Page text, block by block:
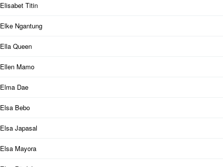
Elisabet Titin
Elke Ngantung
Ella Queen
Ellen Mamo
Elma Dae
Elsa Bebo
Elsa Japasal
Elsa Mayora